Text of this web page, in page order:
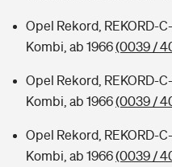
Opel Rekord, REKORD-
Kombi, ab 1966(0039 /
Opel Rekord, REKORD-
Kombi, ab 1966(0039 /
Opel Rekord, REKORD-
Kombi, ab 1966(0039 /